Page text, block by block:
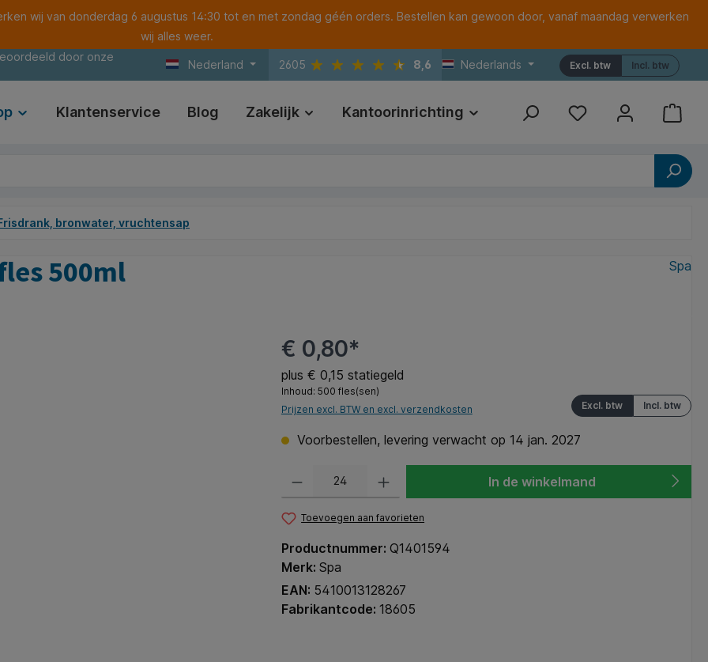
wij van donderdag 6 augustus 14:30 tot en met zondag géén orders. Bestellen kan gewoon door, vanaf maandag verwerken
wij alles weer.
door onze
Nederland 2605 8,6 Nederlands Incl. btw
Excl. btw
Klantenservice Blog Zakelijk Kantoorinrichting Print Referenties
bronwater, vruchtensap
500ml Spa
€ 0,80*
plus € 0,15 statiegeld
Inhoud: 500 fles(sen)
Incl. btw
Excl. btw
Prijzen excl. BTW en excl. verzendkosten
Voorbestellen, levering verwacht op 14 jan. 2027
In de winkelmand
Toevoegen aan favorieten
Productnummer: Q1401594
Merk: Spa
EAN: 5410013128267
Fabrikantcode: 18605